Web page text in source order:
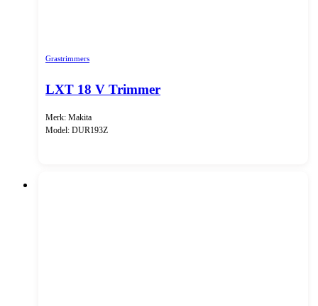
Grastrimmers
LXT 18 V Trimmer
Merk: Makita
Model: DUR193Z